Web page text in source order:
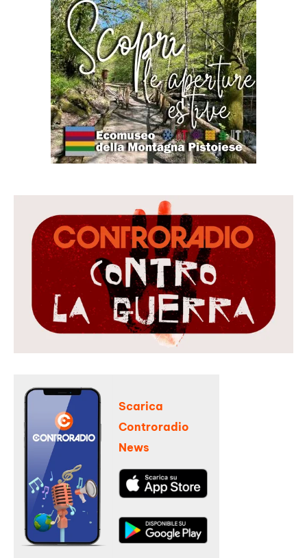
Scarica
Controradio
News